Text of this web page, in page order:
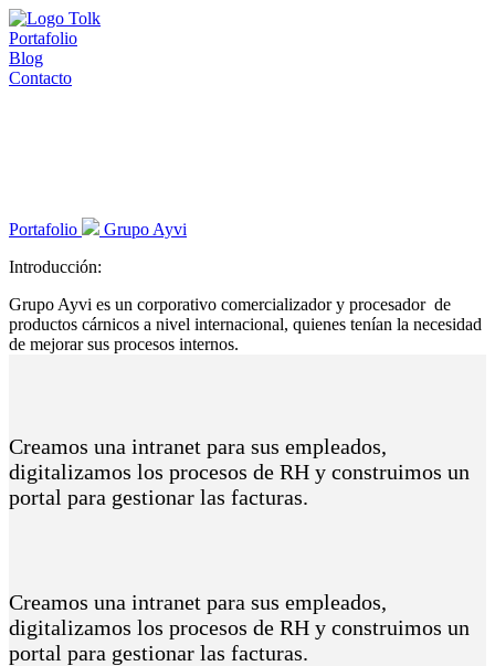
Portafolio
Blog
Contacto
Portafolio
Grupo Ayvi
Introducción:
Grupo Ayvi es un corporativo comercializador y procesador de
productos cárnicos a nivel internacional, quienes tenían la necesidad
de mejorar sus procesos internos.
Creamos una intranet para sus empleados,
digitalizamos los procesos de RH y construimos un
portal para gestionar las facturas.
Creamos una intranet para sus empleados,
digitalizamos los procesos de RH y construimos un
portal para gestionar las facturas.